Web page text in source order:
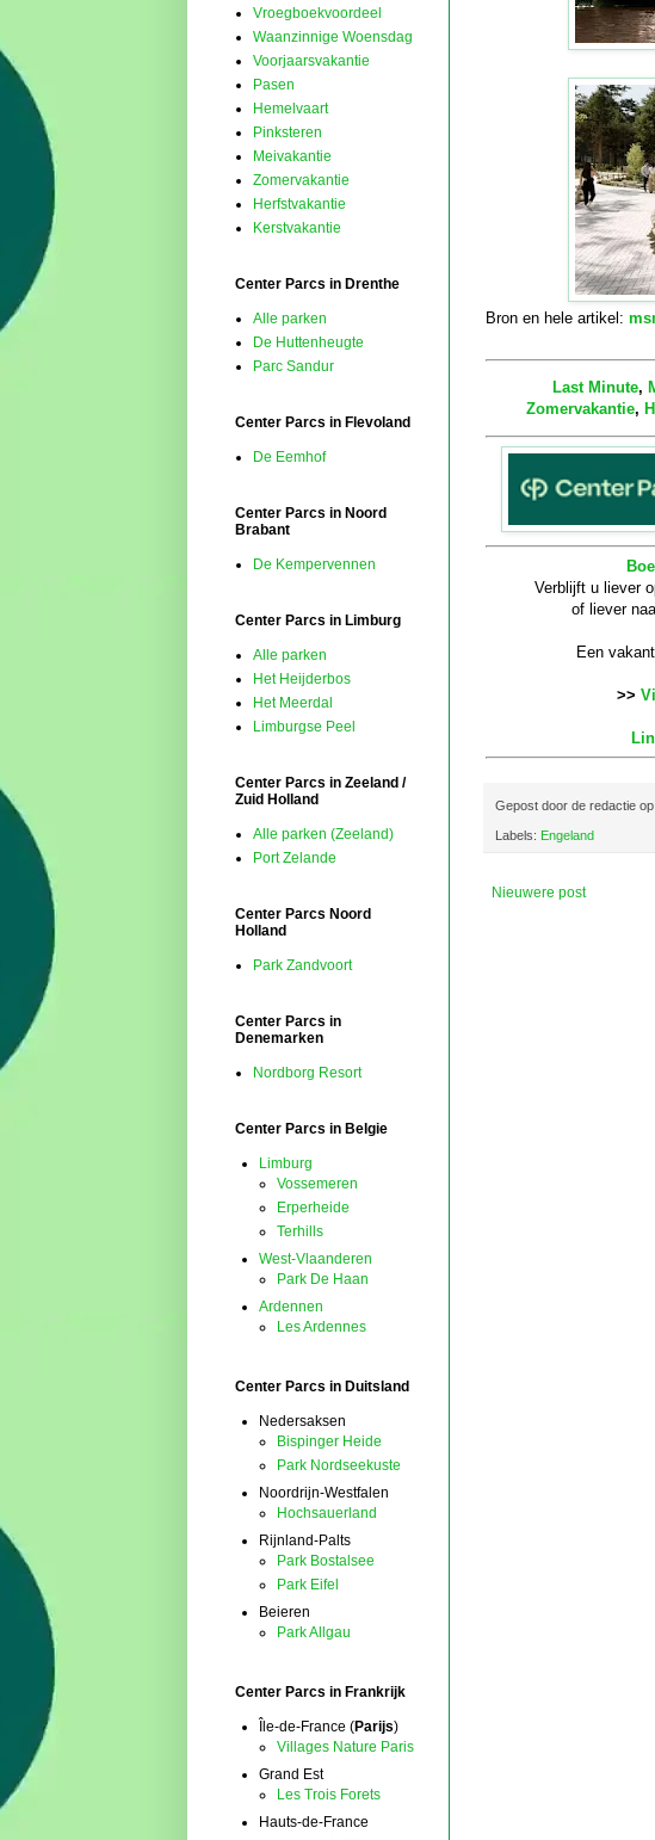
Bron en hele artikel:
Last Minute,
Zomervakantie,
Verblijft u liever
of liever
Een
>>
Gepost door de redactie op
Labels: Engeland
Nieuwere post
Vroegboekvoordeel
Waanzinnige Woensdag
Voorjaarsvakantie
Pasen
Hemelvaart
Pinksteren
Meivakantie
Zomervakantie
Herfstvakantie
Kerstvakantie
Center Parcs in Drenthe
Alle parken
De Huttenheugte
Parc Sandur
Center Parcs in Flevoland
De Eemhof
Center Parcs in Noord
Brabant
De Kempervennen
Center Parcs in Limburg
Alle parken
Het Heijderbos
Het Meerdal
Limburgse Peel
Center Parcs in Zeeland /
Zuid Holland
Alle parken (Zeeland)
Port Zelande
Center Parcs Noord
Holland
Park Zandvoort
Center Parcs in
Denemarken
Nordborg Resort
Center Parcs in Belgie
Limburg
Vossemeren
Erperheide
Terhills
West-Vlaanderen
Park De Haan
Ardennen
Les Ardennes
Center Parcs in Duitsland
Nedersaksen
Bispinger Heide
Park Nordseekuste
Noordrijn-Westfalen
Hochsauerland
Rijnland-Palts
Park Bostalsee
Park Eifel
Beieren
Park Allgau
Center Parcs in Frankrijk
Île-de-France (Parijs)
Villages Nature Paris
Grand Est
Les Trois Forets
Hauts-de-France